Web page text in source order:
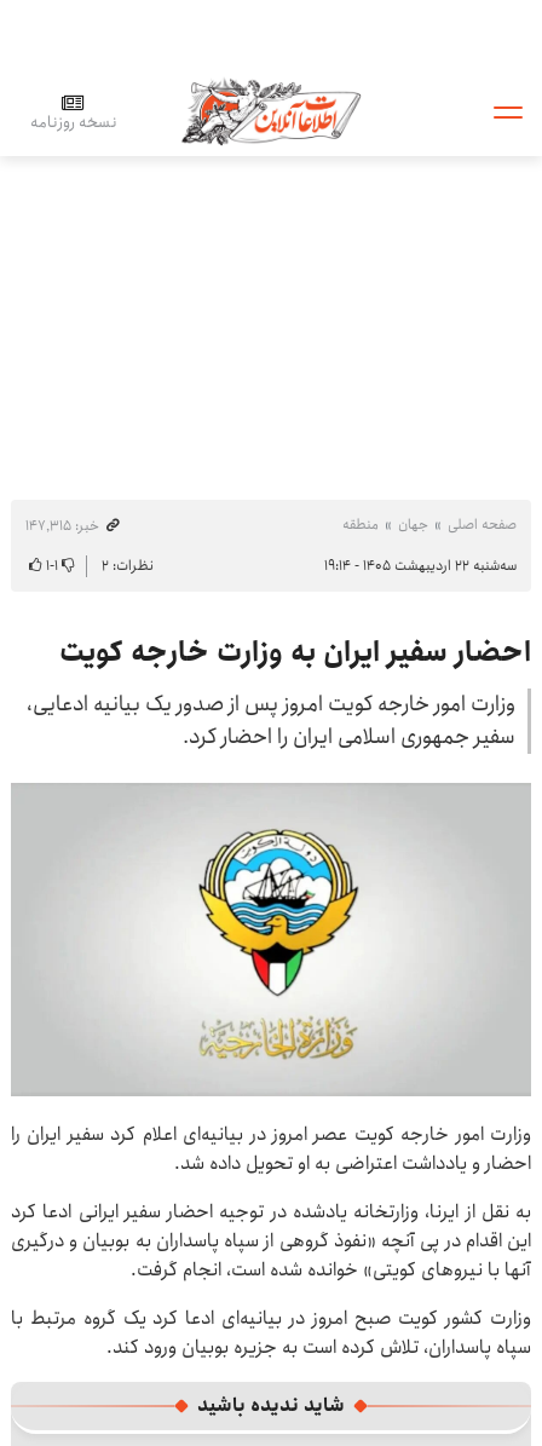
نسخه روزنامه
صفحه اصلی جهان منطقه
خبر: ۱۴۷٬۳۱۵
سه‌شنبه ۲۲ اردیبهشت ۱۴۰۵ - ۱۹:۱۴
نظرات: ۲ ۱-۱
احضار سفیر ایران به وزارت خارجه کویت
وزارت امور خارجه کویت امروز پس از صدور یک بیانیه ادعایی،
سفیر جمهوری اسلامی ایران را احضار کرد.
وزارت امور خارجه کویت عصر امروز در بیانیه‌ای اعلام کرد سفیر ایران را
احضار و یادداشت اعتراضی به او تحویل داده شد.
به نقل از ایرنا، وزارتخانه یادشده در توجیه احضار سفیر ایرانی ادعا کرد
این اقدام در پی آنچه «نفوذ گروهی از سپاه پاسداران به بوبیان و درگیری
آنها با نیروهای کویتی» خوانده شده است، انجام گرفت.
وزارت کشور کویت صبح امروز در بیانیه‌ای ادعا کرد یک گروه مرتبط با
سپاه پاسداران، تلاش کرده است به جزیره بوبیان ورود کند.
شاید ندیده باشید